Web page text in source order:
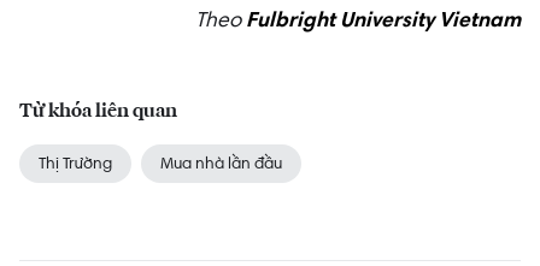
TheoFulbright University Vietnam
Từ khóa liên quan
Thị Trường Mua nhà lần đầu